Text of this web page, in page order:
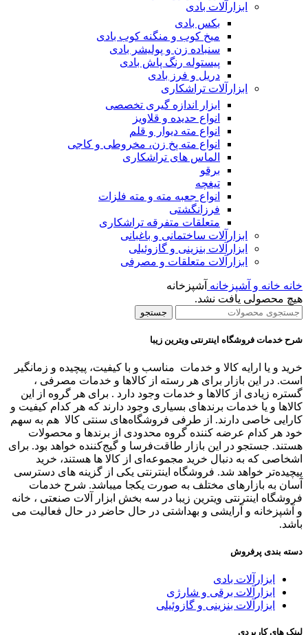
ابزارآلات بادی
بکس بادی
میخ کوب و منگنه کوب بادی
سنباده زن و پولیشر بادی
پیستوله رنگ پاش بادی
دریل و فرز بادی
ابزارآلات تراشکاری
ابزار اندازه گیری تخصصی
انواع حدیده و قلاویز
انواع مته دیوار و قلم
انواع مته پخ زن، مخروطی و کاجی
الماس های تراشکاری
برقو
تیغچه
انواع جعبه مته و مته فلزات
فرزانگشتی
متعلقات متفرقه تراشکاری
ابزارآلات ساختمانی و باغبانی
ابزارآلات بنزینی و گازوئیلی
ابزارآلات متعلقات و مصرفی
خانه خانه و آشپزخانه آشپزخانه
هیچ محصولی یافت نشد.
جستجو
شرح خدمات فروشگاه اینترنتی ویترین زیبا
خرید و یا ارایه کالا و خدمات مناسب و با کیفیت، پیچیده و زمانگیر
است. در این بازار برای هر رسته از کالاها و خدمات مصرفی ،
گستره زیادی از کالاها و خدمات وجود دارد . برای هر گروه از این
کالاها و یا خدمات برندهای بسیاری وجود دارند که هر کدام کیفیت و
کارایی خاصی دارند. از طرفی فروشگاه‌های سنتی کالا هم به سهم
خود هر کدام عرضه کننده گروه محدودی از برندها و محصولات
هستند. جستجو در این بازار طاقت‌فرسا و گیج‌کننده خواهد بود. برای
اشخاصی که به دنبال خرید مجموعه‌ای از کالا ها هستند، خرید
پیچیده‌تر خواهد شد. فروشگاه اینترنتی یکی از گزینه های دسترسی
آسان به بازارهای مختلف به صورت یکجا میباشد. شرح خدمات
فروشگاه اینترنتی ویترین زیبا در سه بخش ابزار آلات صنعتی ، خانه
و آشپزخانه و آرایشی و بهداشتی در حال حاضر در حال فعالیت می
باشد.
دسته بندی پرفروش
ابزارآلات بادی
ابزارآلات برقی و شارژی
ابزارآلات بنزینی و گازوئیلی
لینک های کاربردی